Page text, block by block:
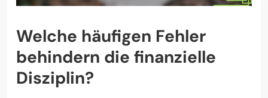
Welche häufigen Fehler
behindern die finanzielle
Disziplin?